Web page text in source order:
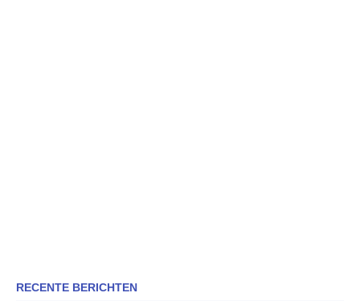
RECENTE BERICHTEN